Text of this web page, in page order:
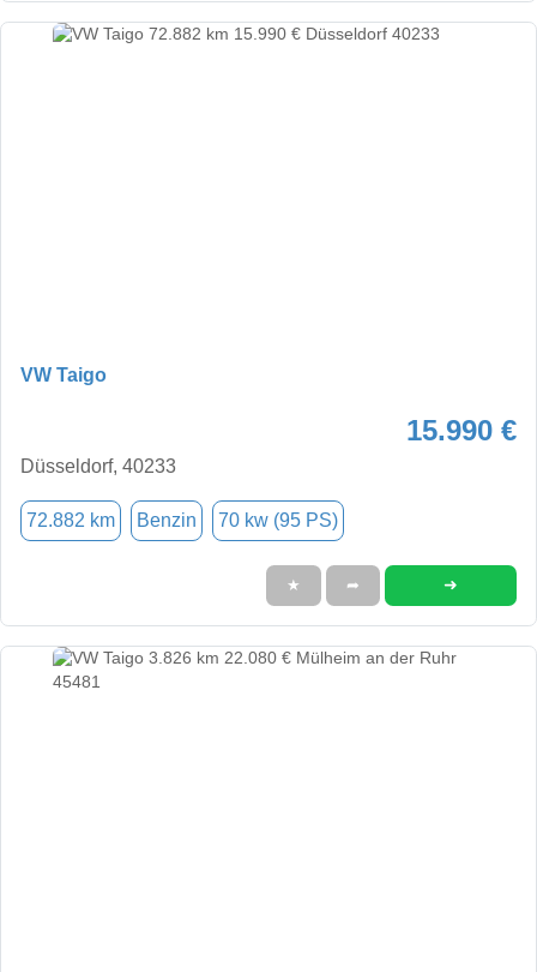
VW Taigo
15.990 €
Düsseldorf, 40233
72.882 km Benzin 70 kw (95 PS)
★ ➦ ➜